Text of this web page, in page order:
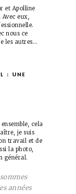
et Apolline
eux,
nous ce
les autres…
: une
cela
je suis
travail et de
la photo,
général.
années